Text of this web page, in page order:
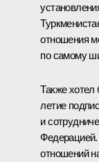
отношения
по самому
Также хотел
летие
и
Федерацией.
отношений